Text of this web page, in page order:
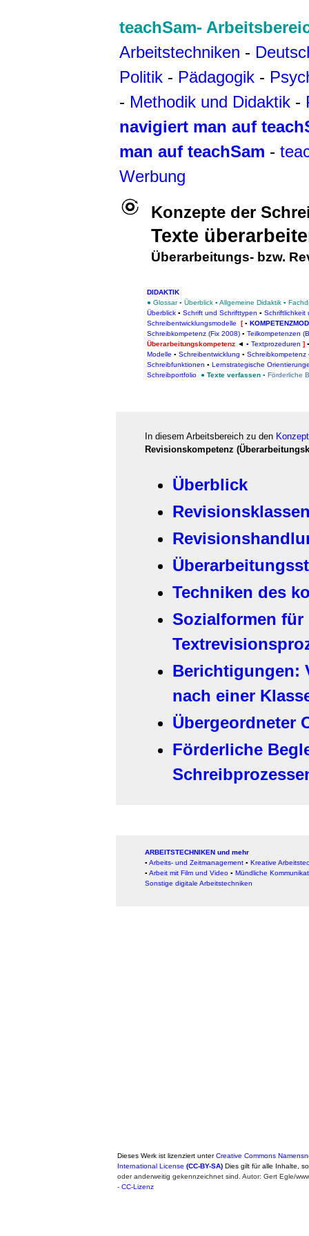
teachSam-
Arbeitstechniken -
Politik - Pädagogik -
- Methodik und Didaktik -
navigiert man auf
man auf teachSam -
Werbung
Konzepte der
Texte
Überarbeitungs- bzw.
DIDAKTIK
● Glossar▪ Überblick ▪ Allgemeine Didaktik ▪
Überblick ▪ Schrift und Schrifttypen ▪ Schriftlichkeit
Schreibentwicklungsmodelle
[ ▪
Schreibkompetenz (Fix 2008) ▪ Teilkompetenzen
Überarbeitungskompetenz ◄ ▪ Textprozeduren ]
Modelle ▪ Schreibentwicklung ▪ Schreibkompetenz
Schreibfunktionen ▪ Lernstrategische
Schreibportfolio
● Texte verfassen ▪ Förderliche
In diesem Arbeitsbereich zu den
Revisionskompetenz
Überblick
Techniken des
Sozialformen
Berichtigungen:
nach einer
Übergeordneter
Förderliche
ARBEITSTECHNIKEN und mehr
▪ Arbeits- und Zeitmanagement ▪ Kreative
▪ Arbeit mit Film und Video ▪ Mündliche
Sonstige digitale Arbeitstechniken
Dieses Werk ist lizenziert unterCreative Commons
International License (CC-BY-SA) Dies gilt für alle Inhalte,
oder anderweitig gekennzeichnet sind. Autor: Gert Egle/
- CC-Lizenz